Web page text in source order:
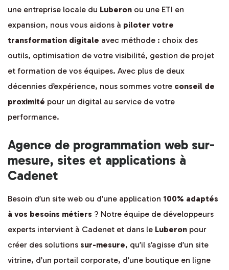
une entreprise locale du Luberon ou une ETI en
expansion, nous vous aidons à piloter votre
transformation digitale avec méthode : choix des
outils, optimisation de votre visibilité, gestion de projet
et formation de vos équipes. Avec plus de deux
décennies d’expérience, nous sommes votre conseil de
proximité pour un digital au service de votre
performance.
Agence de programmation web sur-
mesure, sites et applications à
Cadenet
Besoin d’un site web ou d’une application 100% adaptés
à vos besoins métiers ? Notre équipe de développeurs
experts intervient à Cadenet et dans le Luberon pour
créer des solutions sur-mesure, qu’il s’agisse d’un site
vitrine, d’un portail corporate, d’une boutique en ligne